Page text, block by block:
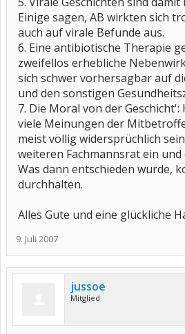
Einige sagen, AB wirkten sich
auch auf virale Befunde aus.
6. Eine antibiotische Therapie
zweifellos erhebliche
sich schwer vorhersagbar auf
und den sonstigen
7. Die Moral von der
viele Meinungen der
meist völlig widersprüchlich
weiteren Fachmannsrat ein und
Was dann entschieden wurde,
durchhalten.
Alles Gute und eine glückliche
9. Juli 2007
jussoe
Mitglied